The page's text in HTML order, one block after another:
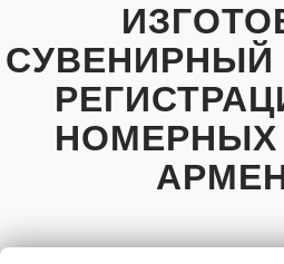
СУВЕНИРНЫЙ
НОМЕРНЫХ